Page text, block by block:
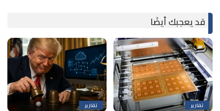
قد يعجبك أيضًا
تقارير تقارير